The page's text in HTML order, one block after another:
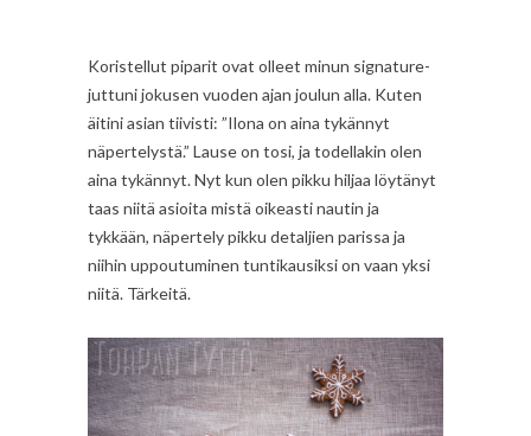
Koristellut piparit ovat olleet minun signature-
juttuni jokusen vuoden ajan joulun alla. Kuten
äitini asian tiivisti: ”Ilona on aina tykännyt
näpertelystä.” Lause on tosi, ja todellakin olen
aina tykännyt. Nyt kun olen pikku hiljaa löytänyt
taas niitä asioita mistä oikeasti nautin ja
tykkään, näpertely pikku detaljien parissa ja
niihin uppoutuminen tuntikausiksi on vaan yksi
niitä. Tärkeitä.